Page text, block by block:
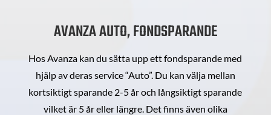
AVANZA AUTO, FONDSPARANDE
Hos Avanza kan du sätta upp ett fondsparande med
hjälp av deras service “Auto”. Du kan välja mellan
kortsiktigt sparande 2-5 år och långsiktigt sparande
vilket är 5 år eller längre. Det finns även olika